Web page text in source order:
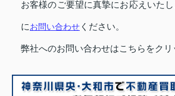
お客様のご要望に真摯にお応えいた
にお問い合わせ ください。
弊社へのお問い合わせはこちらをクリ